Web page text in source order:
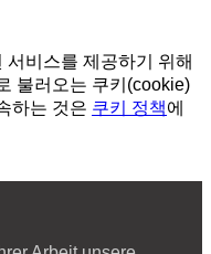
비스를 제공하기 위해
불러오는 쿠키(cookie)
하는 것은 쿠키 정책에